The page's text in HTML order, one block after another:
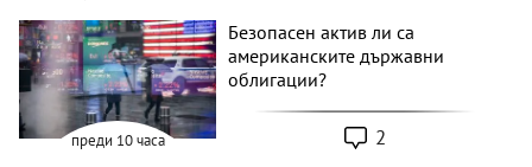
преди 10 часа
Безопасен актив ли са
американските държавни
облигации?
2